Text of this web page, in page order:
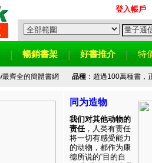
登入帳戶
暢銷書架 好書推介 特
最齊全的簡體書網 品種：超過100萬種書，
同为造物
我们对其他动物的
责任，人类有责任
将一切有感受能力
的动物，都作为康
德所说的“目的自